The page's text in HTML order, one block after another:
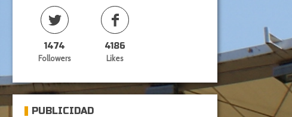
1474
Followers
4186
Likes
PUBLICIDAD